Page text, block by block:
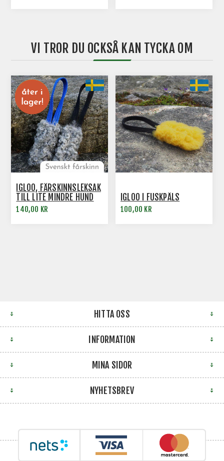
VI TROR DU OCKSÅ KAN TYCKA OM
IGLOO, FÅRSKINNSLEKSAK
TILL LITE MINDRE HUND
140,00 KR
IGLOO I FUSKPÄLS
100,00 KR
HITTA OSS
INFORMATION
MINA SIDOR
NYHETSBREV